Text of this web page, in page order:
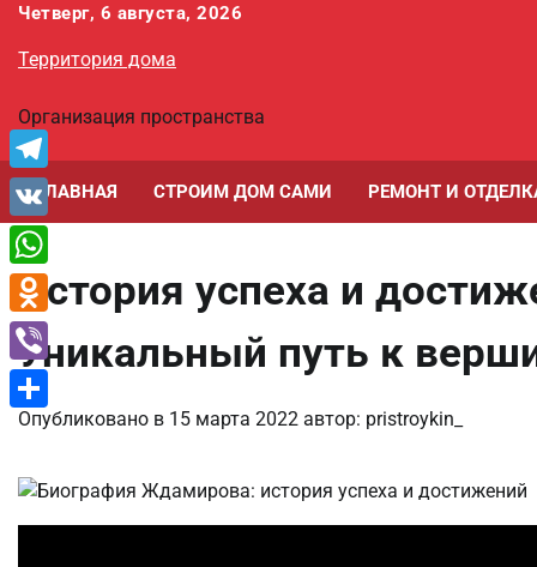
Перейти
содержимому
Четверг, 6 августа, 2026
Территория дома
Организация пространства
ГЛАВНАЯ СТРОИМ ДОМ САМИ РЕМОНТ И
История успеха и
Уникальный путь к
Опубликовано в 15 марта 2022 автор: pristroykin_
Telegram
VK
WhatsApp
Odnoklassniki
Viber
Отправить